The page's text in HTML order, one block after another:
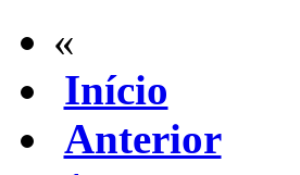
«
Início
Anterior